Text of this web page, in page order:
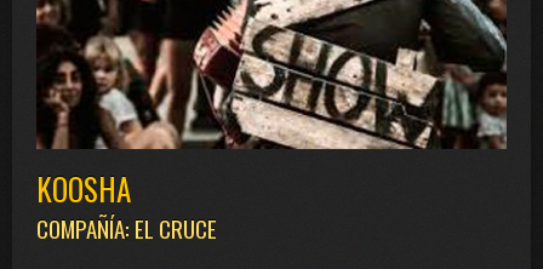
KOOSHA
COMPAÑÍA: EL CRUCE